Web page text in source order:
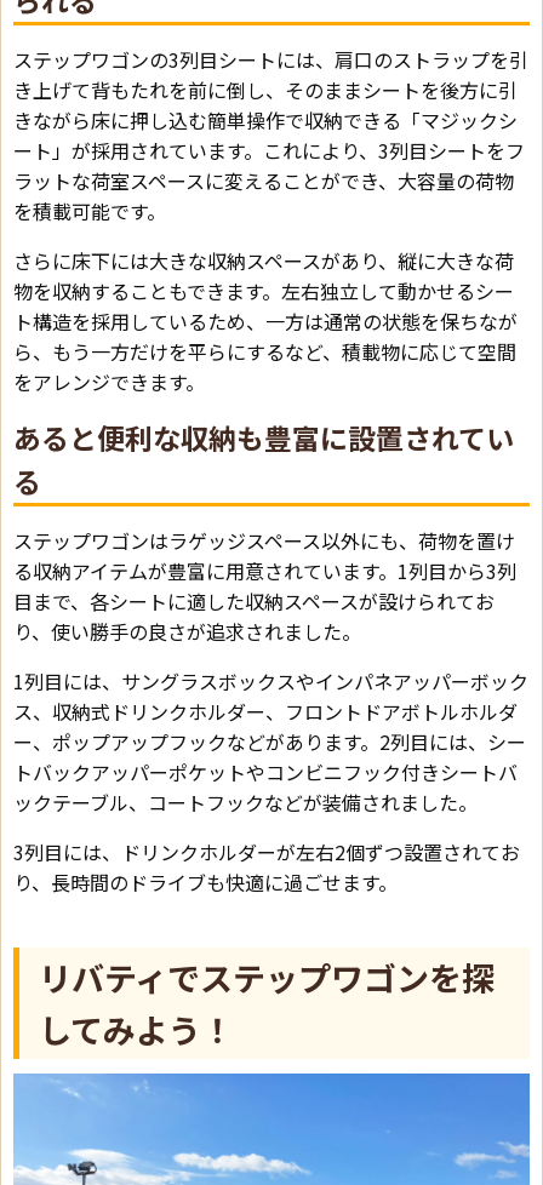
ステップワゴンの3列目シートには、肩口のストラップを引
き上げて背もたれを前に倒し、そのままシートを後方に引
きながら床に押し込む簡単操作で収納できる「マジックシ
ート」が採用されています。これにより、3列目シートをフ
ラットな荷室スペースに変えることができ、大容量の荷物
を積載可能です。
さらに床下には大きな収納スペースがあり、縦に大きな荷
物を収納することもできます。左右独立して動かせるシー
ト構造を採用しているため、一方は通常の状態を保ちなが
ら、もう一方だけを平らにするなど、積載物に応じて空間
をアレンジできます。
あると便利な収納も豊富に設置されてい
る
ステップワゴンはラゲッジスペース以外にも、荷物を置け
る収納アイテムが豊富に用意されています。1列目から3列
目まで、各シートに適した収納スペースが設けられてお
り、使い勝手の良さが追求されました。
1列目には、サングラスボックスやインパネアッパーボック
ス、収納式ドリンクホルダー、フロントドアボトルホルダ
ー、ポップアップフックなどがあります。2列目には、シー
トバックアッパーポケットやコンビニフック付きシートバ
ックテーブル、コートフックなどが装備されました。
3列目には、ドリンクホルダーが左右2個ずつ設置されてお
り、長時間のドライブも快適に過ごせます。
リバティでステップワゴンを探
してみよう！